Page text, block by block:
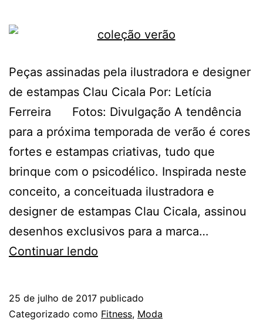
Peças assinadas pela ilustradora e designer
de estampas Clau Cicala Por: Letícia
Ferreira Fotos: Divulgação A tendência
para a próxima temporada de verão é cores
fortes e estampas criativas, tudo que
brinque com o psicodélico. Inspirada neste
conceito, a conceituada ilustradora e
designer de estampas Clau Cicala, assinou
desenhos exclusivos para a marca…
Continuar lendo
RALA
25 de julho de 2017 publicado
Categorizado como Fitness, Moda